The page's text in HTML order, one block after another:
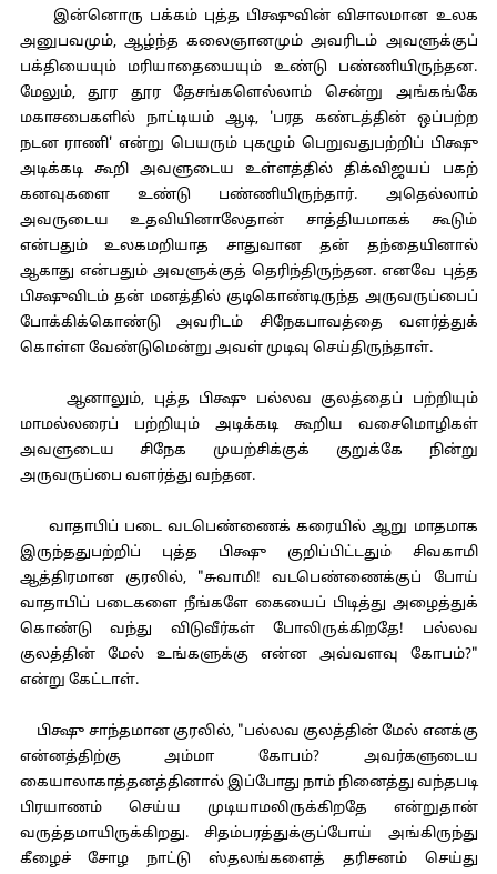
இன்னொரு பக்கம் புத்த பிக்ஷுவின் விசாலமான உலக
அனுபவமும், ஆழ்ந்த கலைஞானமும் அவரிடம் அவளுக்குப்
பக்தியையும் மரியாதையையும் உண்டு பண்ணியிருந்தன.
மேலும், தூர தூர தேசங்களெல்லாம் சென்று அங்கங்கே
மகாசபைகளில் நாட்டியம் ஆடி, 'பரத கண்டத்தின் ஒப்பற்ற
நடன ராணி' என்று பெயரும் புகழும் பெறுவதுபற்றிப் பிக்ஷு
அடிக்கடி கூறி அவளுடைய உள்ளத்தில் திக்விஜயப் பகற்
கனவுகளை உண்டு பண்ணியிருந்தார். அதெல்லாம்
அவருடைய உதவியினாலேதான் சாத்தியமாகக் கூடும்
என்பதும் உலகமறியாத சாதுவான தன் தந்தையினால்
ஆகாது என்பதும் அவளுக்குத் தெரிந்திருந்தன. எனவே புத்த
பிக்ஷுவிடம் தன் மனத்தில் குடிகொண்டிருந்த அருவருப்பைப்
போக்கிக்கொண்டு அவரிடம் சிநேகபாவத்தை வளர்த்துக்
கொள்ள வேண்டுமென்று அவள் முடிவு செய்திருந்தாள்.
ஆனாலும், புத்த பிக்ஷு பல்லவ குலத்தைப் பற்றியும்
மாமல்லரைப் பற்றியும் அடிக்கடி கூறிய வசைமொழிகள்
அவளுடைய சிநேக முயற்சிக்குக் குறுக்கே நின்று
அருவருப்பை வளர்த்து வந்தன.
வாதாபிப் படை வடபெண்ணைக் கரையில் ஆறு மாதமாக
இருந்ததுபற்றிப் புத்த பிக்ஷு குறிப்பிட்டதும் சிவகாமி
ஆத்திரமான குரலில், "சுவாமி! வடபெண்ணைக்குப் போய்
வாதாபிப் படைகளை நீங்களே கையைப் பிடித்து அழைத்துக்
கொண்டு வந்து விடுவீர்கள் போலிருக்கிறதே! பல்லவ
குலத்தின் மேல் உங்களுக்கு என்ன அவ்வளவு கோபம்?"
என்று கேட்டாள்.
பிக்ஷு சாந்தமான குரலில், "பல்லவ குலத்தின் மேல் எனக்கு
என்னத்திற்கு அம்மா கோபம்? அவர்களுடைய
கையாலாகாத்தனத்தினால் இப்போது நாம் நினைத்து வந்தபடி
பிரயாணம் செய்ய முடியாமலிருக்கிறதே என்றுதான்
வருத்தமாயிருக்கிறது. சிதம்பரத்துக்குப்போய் அங்கிருந்து
கீழைச் சோழ நாட்டு ஸ்தலங்களைத் தரிசனம் செய்து